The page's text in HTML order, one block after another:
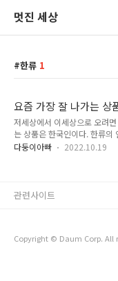
멋진 세상
한류 1
요즘 가장 잘 나가는 상
저세상에서 이세상으로 오려
는 상품은 한국인이다. 한류의
귀현상으로 인해서 인기가 하
다. 그래서 천국에 있는 영혼
다둥이아빠 2022.10.19
Copyright © Daum Corp. All
관련사이트